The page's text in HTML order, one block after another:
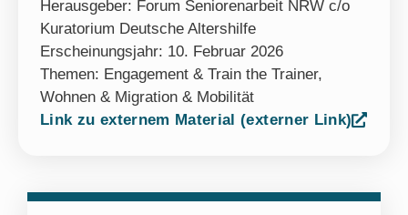
Herausgeber: Forum Seniorenarbeit NRW c/o
Kuratorium Deutsche Altershilfe
Erscheinungsjahr: 10. Februar 2026
Themen: Engagement & Train the Trainer,
Wohnen & Migration & Mobilität
Link zu externem Material (externer Link)